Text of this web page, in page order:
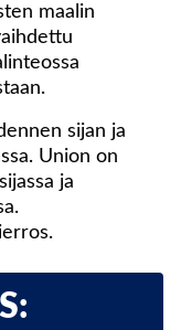
maalin
sijan ja
Union on
ja